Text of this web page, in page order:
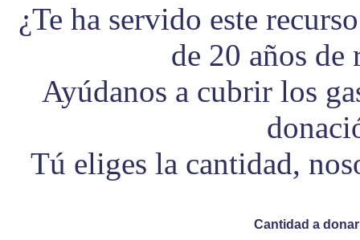
¿Te ha servido este
de 20 años
Ayúdanos a cubrir los
Tú eliges la cantidad,
Cantidad a